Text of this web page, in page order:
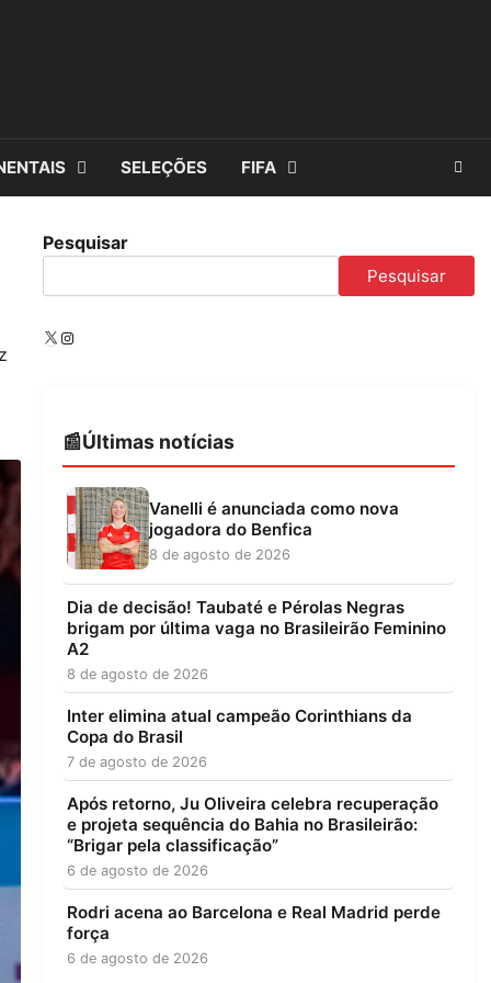
SELEÇÕES FIFA
Pesquisar
Pesquisar
X Instagram
Últimas notícias
Vanelli é anunciada como nova
jogadora do Benfica
8 de agosto de 2026
Dia de decisão! Taubaté e Pérolas Negras
brigam por última vaga no Brasileirão Feminino
A2
8 de agosto de 2026
Inter elimina atual campeão Corinthians da
Copa do Brasil
7 de agosto de 2026
Após retorno, Ju Oliveira celebra recuperação
e projeta sequência do Bahia no Brasileirão:
“Brigar pela classificação”
6 de agosto de 2026
Rodri acena ao Barcelona e Real Madrid perde
força
6 de agosto de 2026